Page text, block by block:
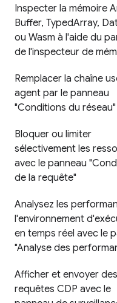
Inspecter la mémoire
Buffer, TypedArray,
ou Wasm à l'aide du
de l'inspecteur de
Remplacer la chaîne
agent par le panneau
"Conditions du réseau"
Bloquer ou limiter
sélectivement les
avec le panneau
de la requête"
Analysez les
l'environnement
en temps réel avec le
"Analyse des
Afficher et envoyer des
requêtes CDP avec le